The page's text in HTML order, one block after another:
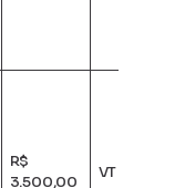
R$
3.500,00
VT + CB